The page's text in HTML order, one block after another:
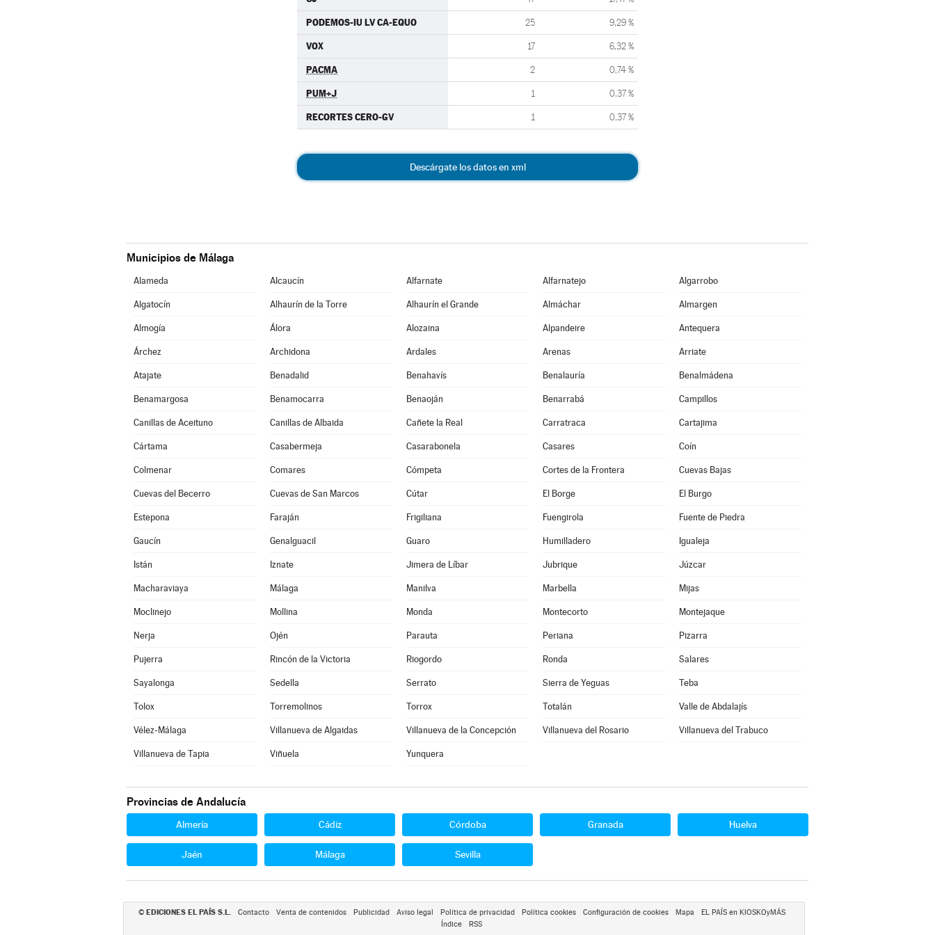
PODEMOS-IU LV CA-EQUO 25 9,29 %
VOX 17 6,32 %
PACMA 2 0,74 %
PUM+J 1 0,37 %
RECORTES CERO-GV 1 0,37 %
Descárgate los datos en xml
Municipios de Málaga
Alameda Alcaucín Alfarnate Alfarnatejo Algarrobo
Algatocín Alhaurín de la Torre Alhaurín el Grande Almáchar Almargen
Almogía Álora Alozaina Alpandeire Antequera
Árchez Archidona Ardales Arenas Arriate
Atajate Benadalid Benahavís Benalauría Benalmádena
Benamargosa Benamocarra Benaoján Benarrabá Campillos
Canillas de Aceituno Canillas de Albaida Cañete la Real Carratraca Cartajima
Cártama Casabermeja Casarabonela Casares Coín
Colmenar Comares Cómpeta Cortes de la Frontera Cuevas Bajas
Cuevas del Becerro Cuevas de San Marcos Cútar El Borge El Burgo
Estepona Faraján Frigiliana Fuengirola Fuente de Piedra
Gaucín Genalguacil Guaro Humilladero Igualeja
Istán Iznate Jimera de Líbar Jubrique Júzcar
Macharaviaya Málaga Manilva Marbella Mijas
Moclinejo Mollina Monda Montecorto Montejaque
Nerja Ojén Parauta Periana Pizarra
Pujerra Rincón de la Victoria Riogordo Ronda Salares
Sayalonga Sedella Serrato Sierra de Yeguas Teba
Tolox Torremolinos Torrox Totalán Valle de Abdalajís
Vélez-Málaga Villanueva de Algaidas Villanueva de la Concepción Villanueva del Rosario Villanueva del Trabuco
Villanueva de Tapia Viñuela Yunquera
Provincias de Andalucía
Almería Cádiz Córdoba Granada Huelva
Jaén Málaga Sevilla
© EDICIONES EL PAÍS S.L. Contacto Venta de contenidos Publicidad Aviso legal Política de privacidad Política cookies Configuración de cookies Mapa
EL PAÍS en KIOSKOyMÁS
Índice
RSS